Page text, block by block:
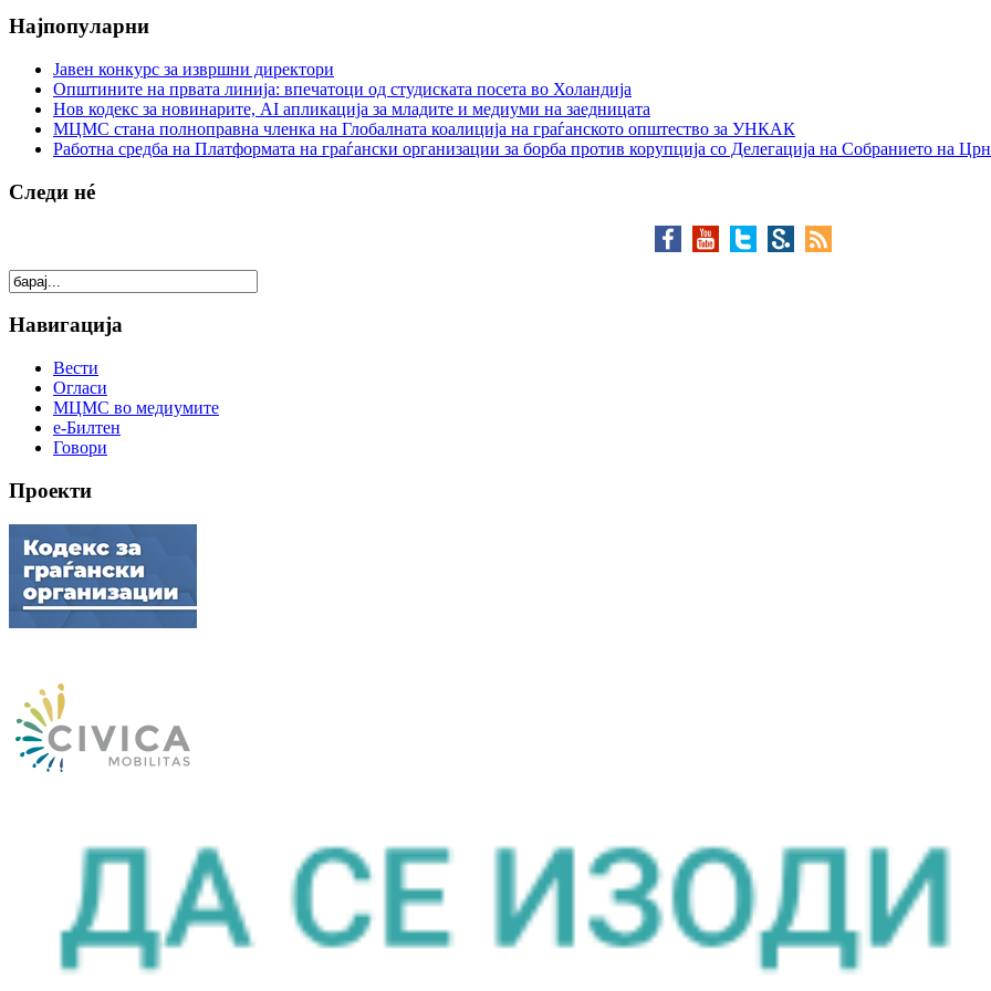
Најпопуларни
Јавен конкурс за извршни директори
Општините на првата линија: впечатоци од студиската посета во Холандија
Нов кодекс за новинарите, AI апликација за младите и медиуми на заедницата
МЦМС стана полноправна членка на Глобалната коалиција на граѓанското општество за УНКАК
Работна средба на Платформата на граѓански организации за борба против корупција со Делегација на Собранието на
Следи нé
Навигација
Вести
Огласи
МЦМС во медиумите
е-Билтен
Говори
Проекти